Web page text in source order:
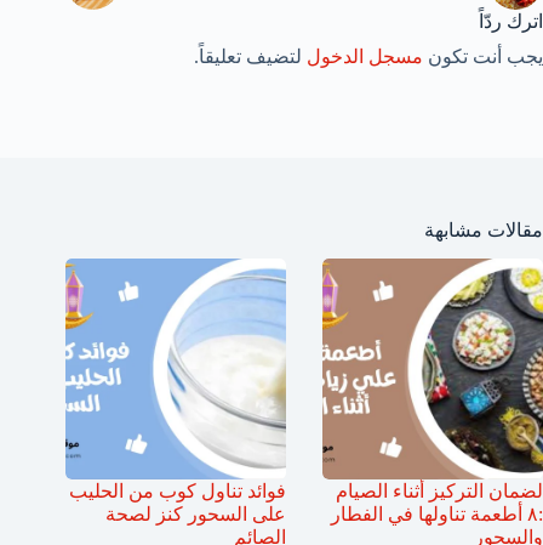
اترك ردّاً
يجب أنت تكون مسجل الدخول لتضيف تعليقاً.
مقالات مشابهة
لضمان التركيز أثناء الصيام
:٨ أطعمة تناولها في الفطار
والسحور
فوائد تناول كوب من الحليب
على السحور كنز لصحة
الصائم